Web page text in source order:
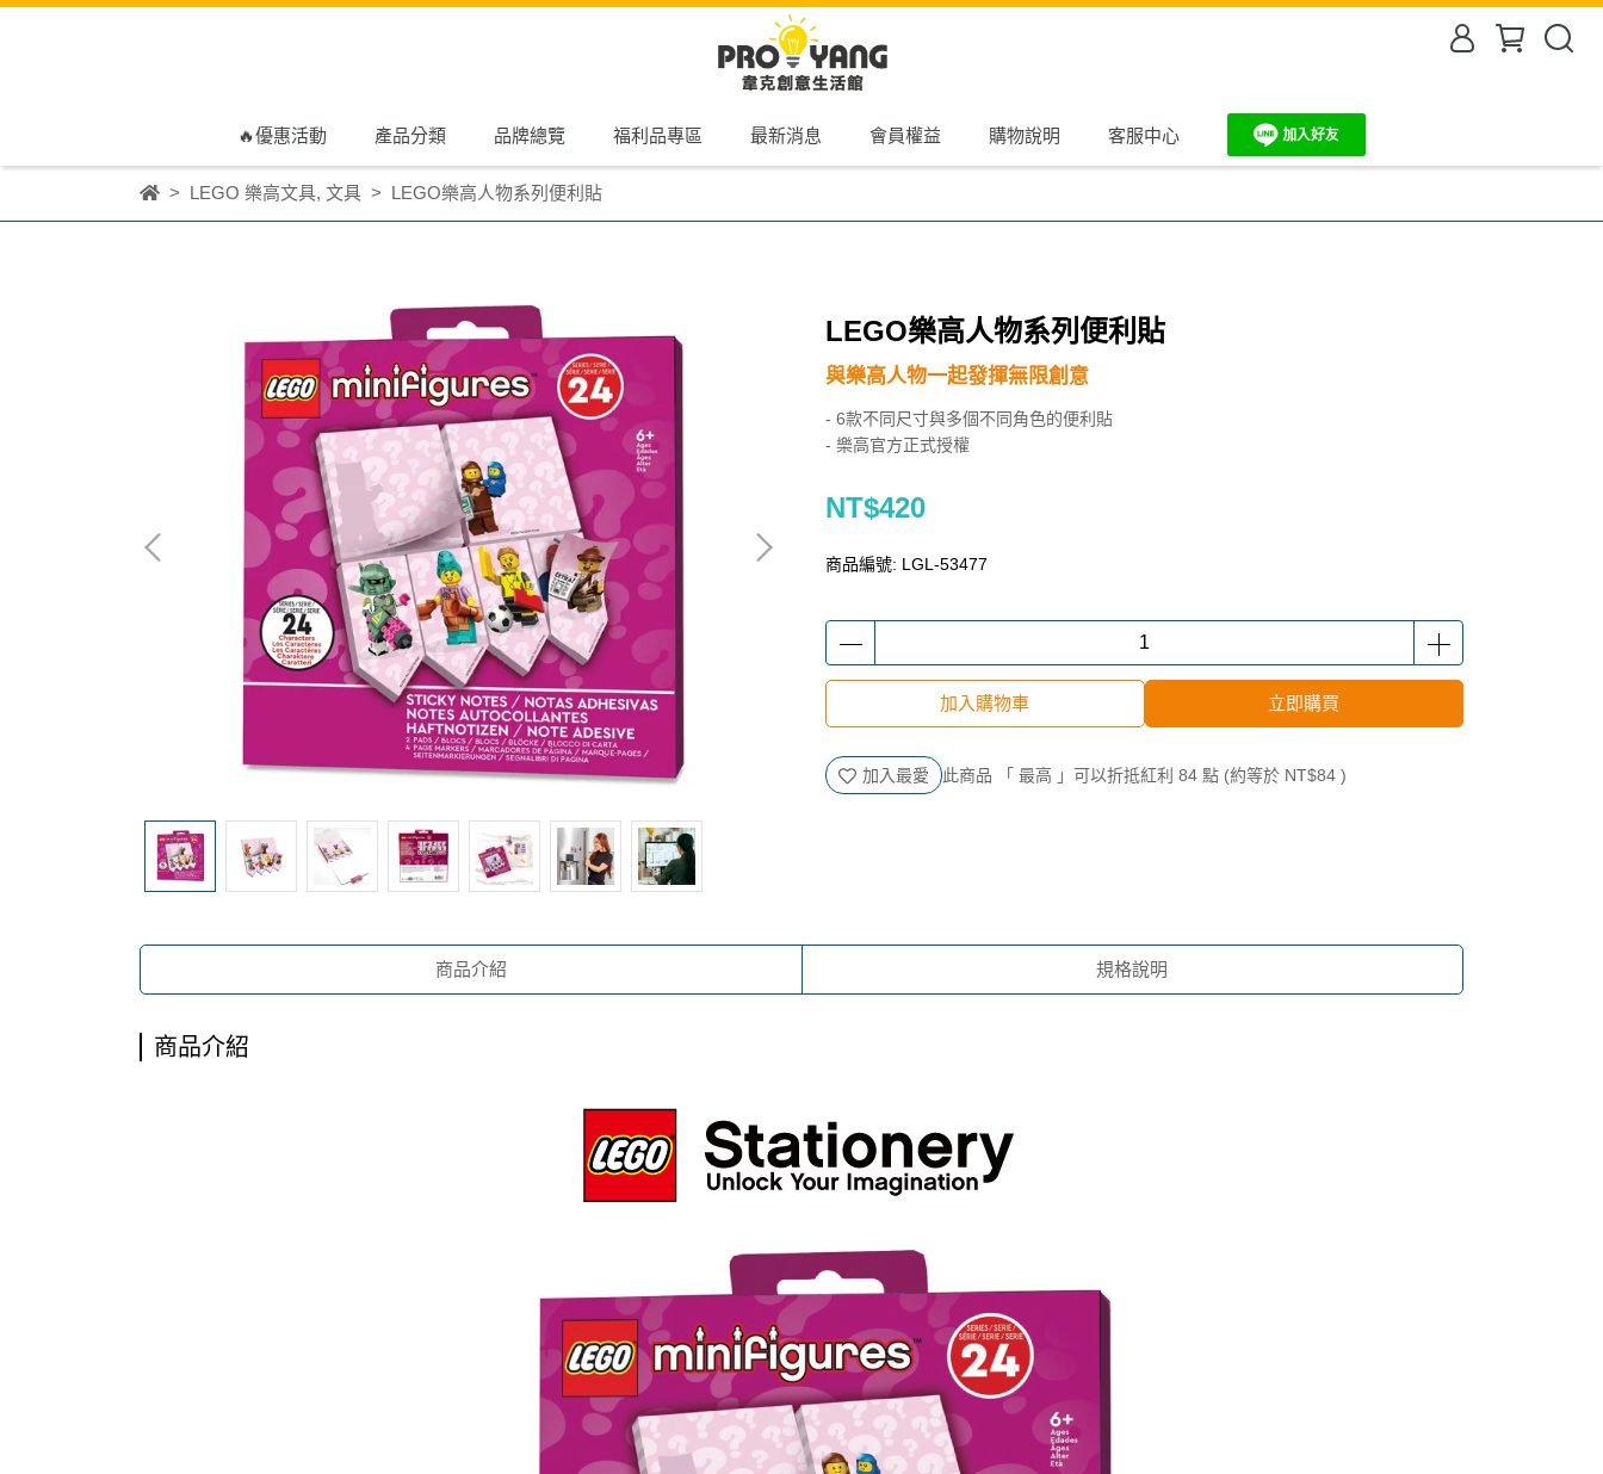
🔥優惠活動 產品分類 品牌總覽 福利品專區 最新消息 會員權益 購物說明 客服中心
LEGO 樂高文具, 文具 LEGO樂高人物系列便利貼
LEGO樂高人物系列便利貼
- 6款不同尺寸與多個不同角色的便利貼
- 樂高官方正式授權
與樂高人物一起發揮無限創意
NT$420
商品編號: LGL-53477
加入購物車 立即購買
加入最愛 此商品 「 最高 」可以折抵紅利 84 點 (約等於 NT$84 )
商品介紹 規格說明
商品介紹